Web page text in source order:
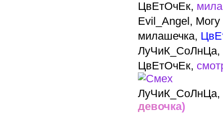
ЦвЕтОчЕк,
Evil_Angel, Могу
милашечка,
ЛуЧиК_СоЛнЦа,
ЦвЕтОчЕк,
ЛуЧиК_СоЛнЦа,
девочка)